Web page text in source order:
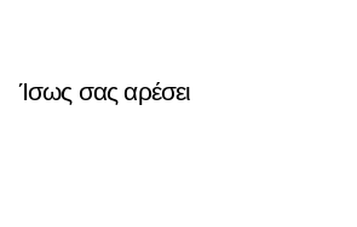
Ίσως σας αρέσει